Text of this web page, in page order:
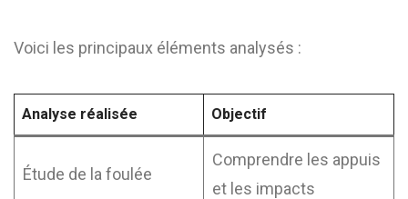
Voici les principaux éléments analysés :
Analyse réalisée Objectif
Étude de la foulée
Comprendre les appuis
et les impacts